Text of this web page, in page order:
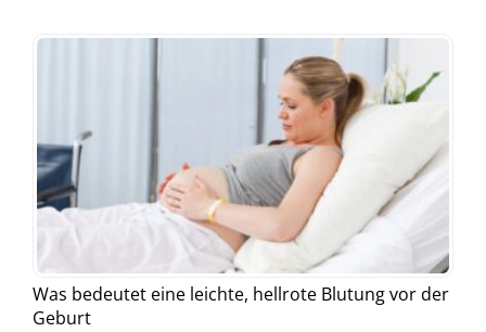
Was bedeutet eine leichte, hellrote Blutung vor der
Geburt